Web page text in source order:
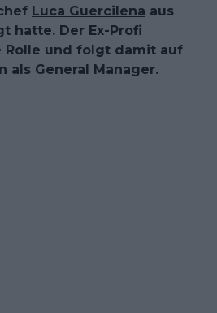
Luca Guercilena aus
hatte. Der Ex-Profi
Rolle und folgt damit auf
als General Manager.